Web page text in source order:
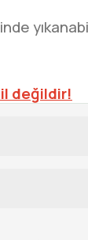
değildir!